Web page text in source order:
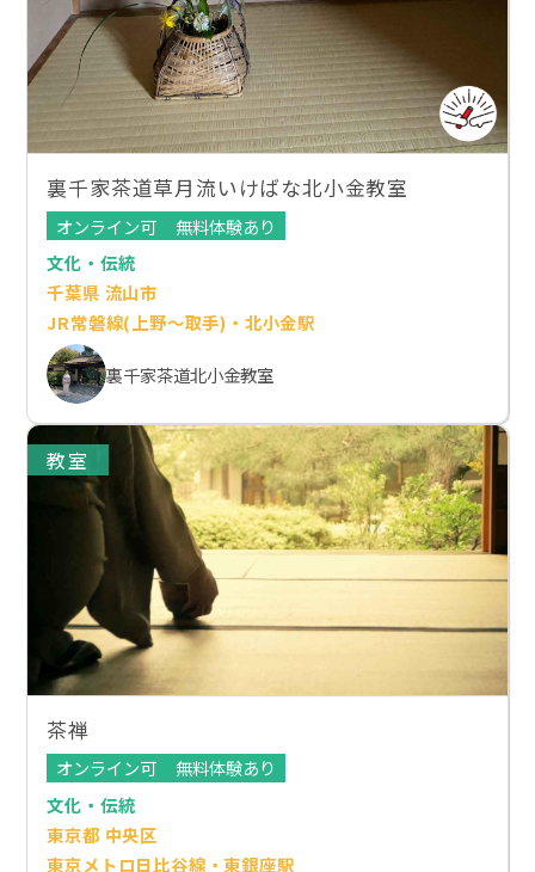
裏千家茶道草月流いけばな北小金教室
オンライン可
無料体験あり
文化・伝統
千葉県 流山市
JR常磐線(上野～取手)・北小金駅
裏千家茶道北小金教室
教室
茶禅
オンライン可
無料体験あり
文化・伝統
東京都 中央区
東京メトロ日比谷線・東銀座駅